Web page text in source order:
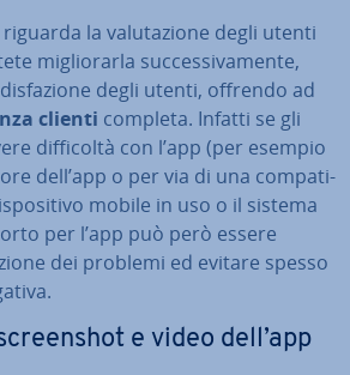
la va­lu­ta­zio­ne degli utenti
mi­glio­rar­la suc­ces­si­va­men­te,
degli utenti, offrendo ad
clienti completa. Infatti se gli
dif­fi­col­tà con l’app (per esempio
dell’app o per via di una com­pa­ti­
mobile in uso o il sistema
per l’app può però essere
dei problemi ed evitare spesso
e video dell’app